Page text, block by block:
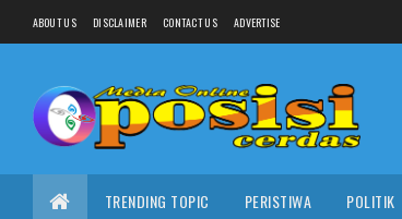
ABOUT US DISCLAIMER CONTACT US ADVERTISE
TRENDING TOPIC PERISTIWA POLITIK